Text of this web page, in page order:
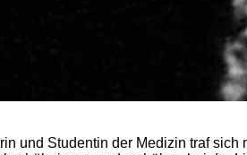
und Studentin der Medizin traf sich